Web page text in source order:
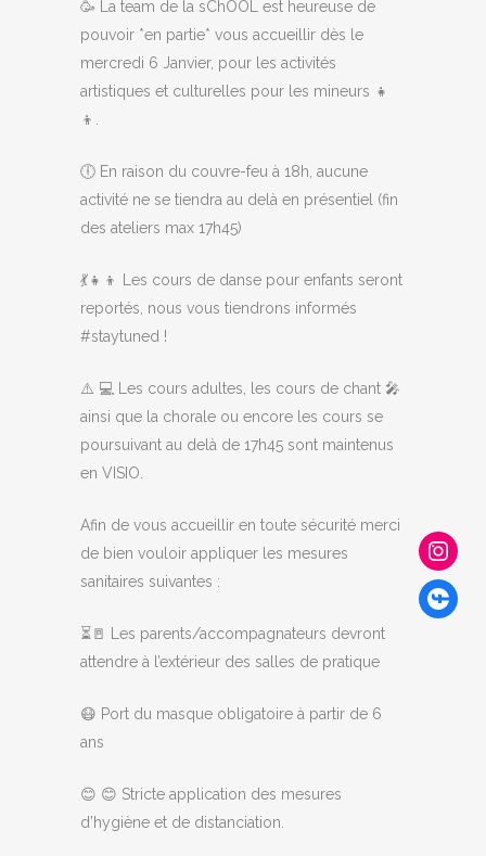
🥳 La team de la sChOOL est heureuse de
pouvoir *en partie* vous accueillir dès le
mercredi 6 Janvier, pour les activités
artistiques et culturelles pour les mineurs 👧
👦.
🕕 En raison du couvre-feu à 18h, aucune
activité ne se tiendra au delà en présentiel (fin
des ateliers max 17h45)
💃👧👦 Les cours de danse pour enfants seront
reportés, nous vous tiendrons informés
#staytuned !
⚠️ 💻 Les cours adultes, les cours de chant 🎤
ainsi que la chorale ou encore les cours se
poursuivant au delà de 17h45 sont maintenus
en VISIO.
Afin de vous accueillir en toute sécurité merci
de bien vouloir appliquer les mesures
sanitaires suivantes :
⏳🚪 Les parents/accompagnateurs devront
attendre à l’extérieur des salles de pratique
😷 Port du masque obligatoire à partir de 6
ans
😊 😊 Stricte application des mesures
d’hygiène et de distanciation.